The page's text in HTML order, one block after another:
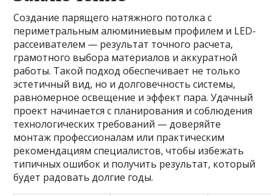
Создание парящего натяжного потолка с
периметральным алюминиевым профилем и LED-
рассеивателем — результат точного расчета,
грамотного выбора материалов и аккуратной
работы. Такой подход обеспечивает не только
эстетичный вид, но и долговечность системы,
равномерное освещение и эффект пара. Удачный
проект начинается с планирования и соблюдения
технологических требований — доверяйте
монтаж профессионалам или практическим
рекомендациям специалистов, чтобы избежать
типичных ошибок и получить результат, который
будет радовать долгие годы.